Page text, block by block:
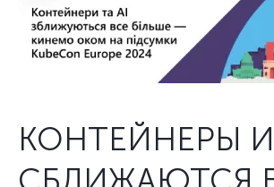
Блог
Контакты
КОНТЕЙНЕРЫ И